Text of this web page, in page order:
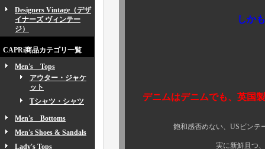
Designers Vintage（デザ
イナーズ ヴィンテー
ジ）
CAPRi商品カテゴリ一覧
Men's Tops
アウター・ジャケ
ット
Tシャツ・シャツ
Men's Bottoms
Men's Shoes & Sandals
Lady's Tops
しか
デニムはデニムでも、英国
飽和感否めない、USビンテージ
実に新鮮且つ、鮮度高いア